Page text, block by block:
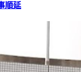
順延